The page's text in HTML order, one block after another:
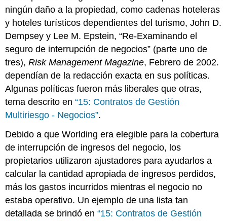
ningún daño a la propiedad, como cadenas hoteleras
y hoteles turísticos dependientes del turismo, John D.
Dempsey y Lee M. Epstein, “Re-Examinando el
seguro de interrupción de negocios” (parte uno de
tres),Risk Management Magazine, Febrero de 2002.
dependían de la redacción exacta en sus políticas.
Algunas políticas fueron más liberales que otras,
tema descrito en“15: Contratos de Gestión
Multiriesgo - Negocios”.
Debido a que Worlding era elegible para la cobertura
de interrupción de ingresos del negocio, los
propietarios utilizaron ajustadores para ayudarlos a
calcular la cantidad apropiada de ingresos perdidos,
más los gastos incurridos mientras el negocio no
estaba operativo. Un ejemplo de una lista tan
detallada se brindó en“15: Contratos de Gestión